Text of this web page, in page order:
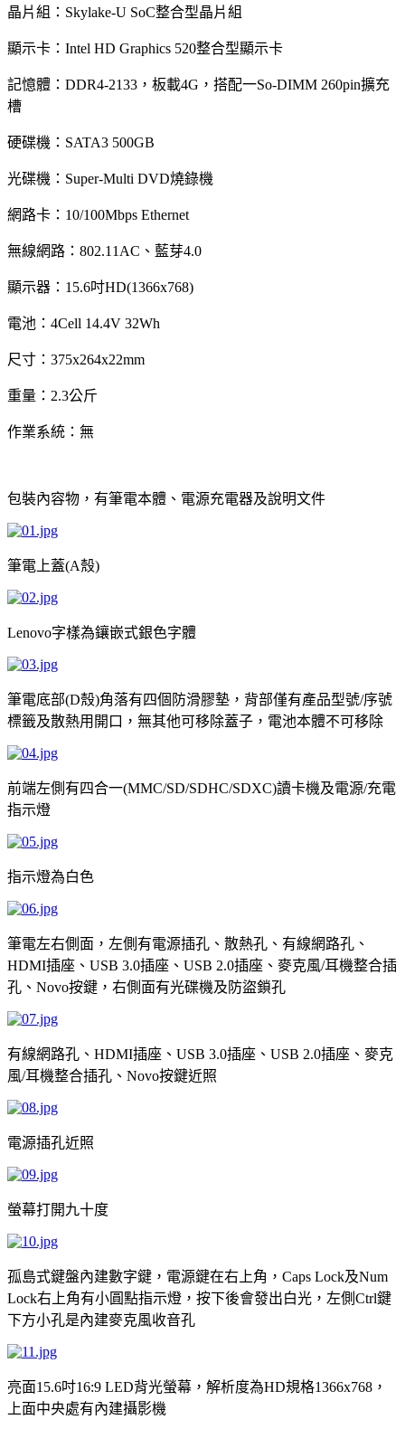
晶片組： Skylake-U SoC整合型晶片組
顯示卡： Intel HD Graphics 520整合型顯示卡
記憶體： DDR4-2133 ，板載4G ，搭配一So-DIMM 260pin擴充
槽
硬碟機： SATA3 500GB
光碟機： Super-Multi DVD燒錄機
網路卡： 10/100Mbps Ethernet
無線網路： 802.11AC 、藍芽4.0
顯示器： 15.6吋HD(1366x768)
電池： 4Cell 14.4V 32Wh
尺寸： 375x264x22mm
重量： 2.3公斤
作業系統：無
包裝內容物，有筆電本體、電源充電器及說明文件
筆電上蓋(A殼)
Lenovo字樣為鑲嵌式銀色字體
筆電底部(D殼)角落有四個防滑膠墊，背部僅有產品型號/序號
標籤及散熱用開口，無其他可移除蓋子，電池本體不可移除
前端左側有四合一(MMC/SD/SDHC/SDXC)讀卡機及電源/充電
指示燈
指示燈為白色
筆電左右側面，左側有電源插孔、散熱孔、有線網路孔、
HDMI插座、 USB 3.0插座、 USB 2.0插座、麥克風/耳機整合插
孔、 Novo按鍵，右側面有光碟機及防盜鎖孔
有線網路孔、 HDMI插座、 USB 3.0插座、 USB 2.0插座、麥克
風/耳機整合插孔、 Novo按鍵近照
電源插孔近照
螢幕打開九十度
孤島式鍵盤內建數字鍵，電源鍵在右上角， Caps Lock及Num
Lock右上角有小圓點指示燈，按下後會發出白光，左側Ctrl鍵
下方小孔是內建麥克風收音孔
亮面15.6吋16:9 LED背光螢幕，解析度為HD規格1366x768 ，
上面中央處有內建攝影機